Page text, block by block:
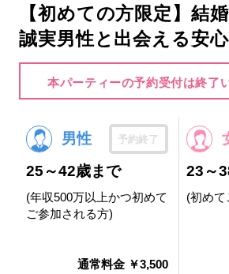
【初めての方限定】結
誠実男性と出会える安
本パーティーの予約受付は終了
男性 予約終了
25～42歳まで
(年収500万以上かつ初めて
ご参加される方)
通常料金 ￥3,500
23～
(初め